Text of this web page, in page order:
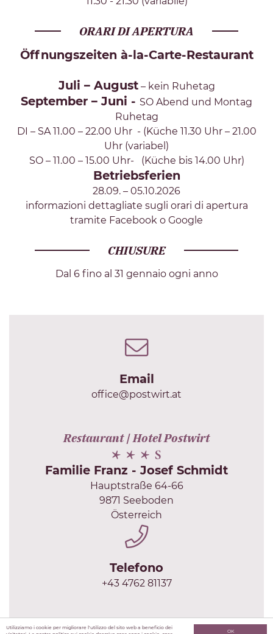
ORARI DI APERTURA
Öffnungszeiten à-la-Carte-Restaurant
Juli – August– kein Ruhetag
September – Juni - SO Abend und Montag
Ruhetag
DI – SA 11.00 – 22.00 Uhr - (Küche 11.30 Uhr – 21.00
Uhr (variabel)
SO – 11.00 – 15.00 Uhr- (Küche bis 14.00 Uhr)
Betriebsferien
28.09. – 05.10.2026
informazioni dettagliate sugli orari di apertura
tramite Facebook o Google
CHIUSURE
Dal 6 fino al 31 gennaio ogni anno
Email
office@postwirt.at
Restaurant | Hotel Postwirt
Familie Franz - Josef Schmidt
Hauptstraße 64-66
9871 Seeboden
Österreich
Telefono
+43 4762 81137
OK
Utilizziamo i cookie per migliorare l'utilizzo del sito web a beneficio dei